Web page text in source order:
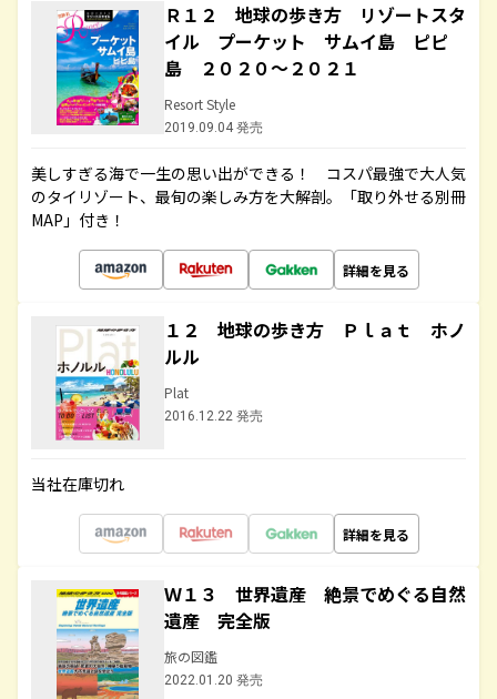
Ｒ１２ 地球の歩き方 リゾートスタ
イル プーケット サムイ島 ピピ
島 ２０２０～２０２１
Resort Style
2019.09.04 発売
美しすぎる海で一生の思い出ができる！ コスパ最強で大人気
のタイリゾート、最旬の楽しみ方を大解剖。「取り外せる別冊
MAP」付き！
詳細を見る
１２ 地球の歩き方 Ｐｌａｔ ホノ
ルル
Plat
2016.12.22 発売
当社在庫切れ
詳細を見る
Ｗ１３ 世界遺産 絶景でめぐる自然
遺産 完全版
旅の図鑑
2022.01.20 発売